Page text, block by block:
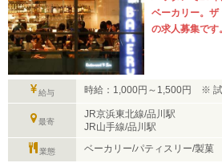
ベーカリー。ザ
の求人募集です
給与 時給：1,000円～1,500円 ※ 試
最寄
JR京浜東北線/品川駅
JR山手線/品川駅
業態 ベーカリー/パティスリー/製菓